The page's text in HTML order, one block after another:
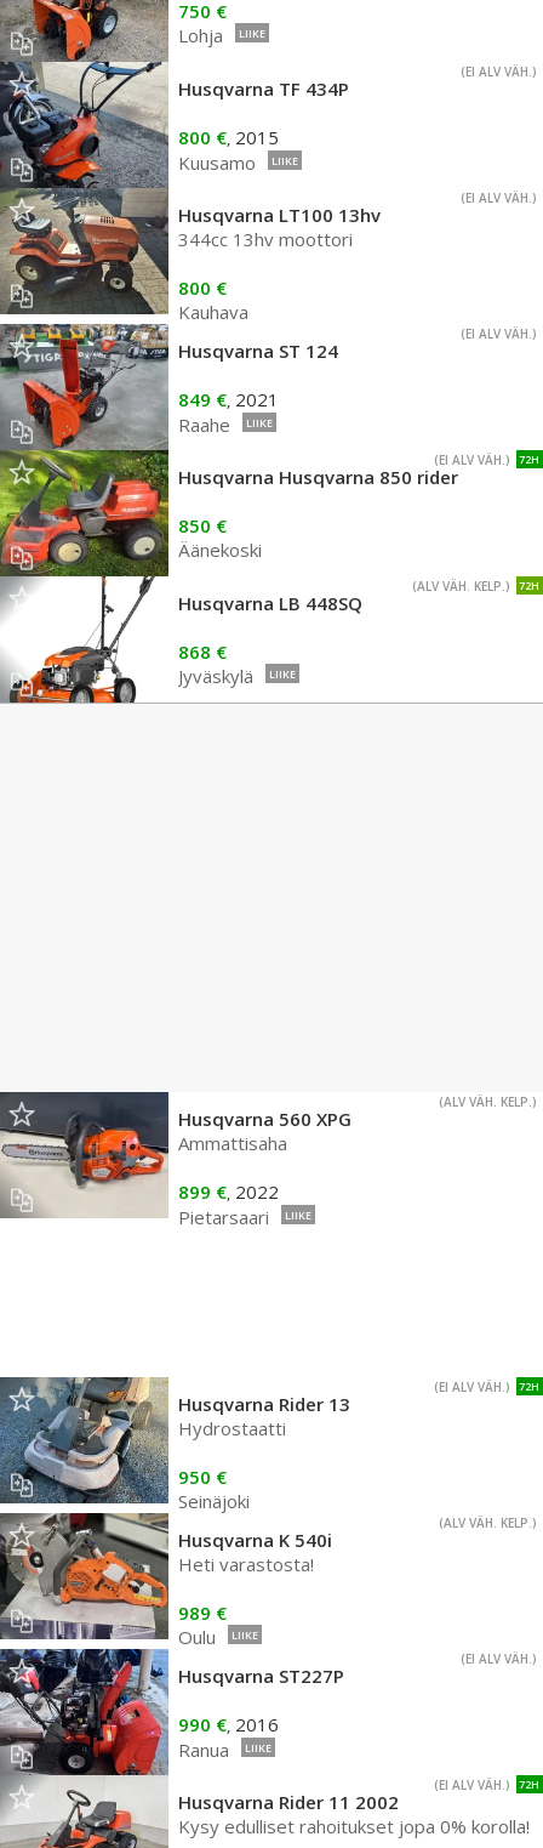
750 €
Lohja
LIIKE
(EI ALV VÄH.)
Husqvarna TF 434P
800 €, 2015
Kuusamo
LIIKE
(EI ALV VÄH.)
Husqvarna LT100 13hv
344cc 13hv moottori
800 €
Kauhava
(EI ALV VÄH.)
Husqvarna ST 124
849 €, 2021
Raahe
LIIKE
72H
(EI ALV VÄH.)
Husqvarna Husqvarna 850 rider
850 €
Äänekoski
72H
(ALV VÄH. KELP.)
Husqvarna LB 448SQ
868 €
Jyväskylä
LIIKE
(ALV VÄH. KELP.)
Husqvarna 560 XPG
Ammattisaha
899 €, 2022
Pietarsaari
LIIKE
72H
(EI ALV VÄH.)
Husqvarna Rider 13
Hydrostaatti
950 €
Seinäjoki
(ALV VÄH. KELP.)
Husqvarna K 540i
Heti varastosta!
989 €
Oulu
LIIKE
(EI ALV VÄH.)
Husqvarna ST227P
990 €, 2016
Ranua
LIIKE
72H
(EI ALV VÄH.)
Husqvarna Rider 11 2002
Kysy edulliset rahoitukset jopa 0% korolla!